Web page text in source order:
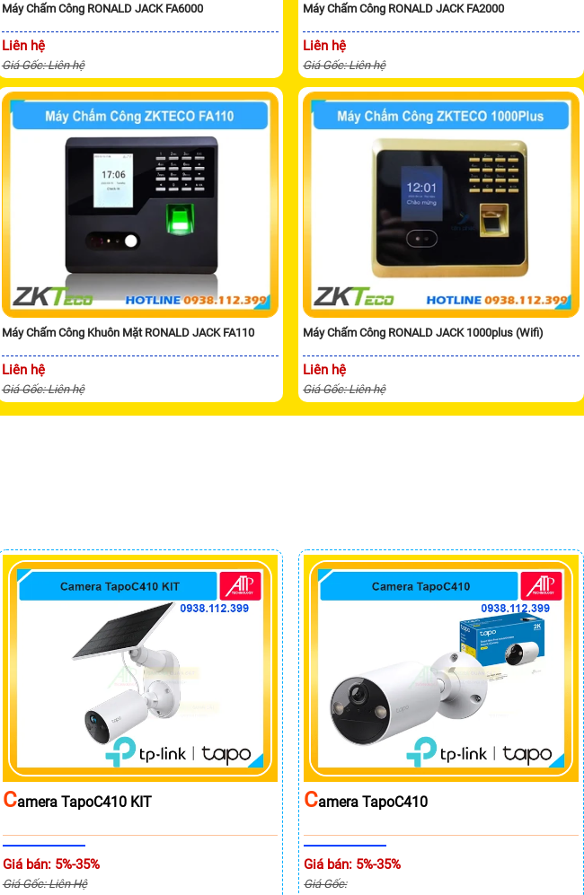
Máy Chấm Công RONALD JACK FA6000
Liên hệ
Giá Gốc: Liên hệ
Máy Chấm Công RONALD JACK FA2000
Liên hệ
Giá Gốc: Liên hệ
Máy Chấm Công Khuôn Mặt RONALD JACK FA110
Liên hệ
Giá Gốc: Liên hệ
Máy Chấm Công RONALD JACK 1000plus (Wifi)
Liên hệ
Giá Gốc: Liên hệ
CAmera TapoC410 KIT
Giá bán: 5%-35%
Giá Gốc: Liên Hệ
CAmera TapoC410
Giá bán: 5%-35%
Giá Gốc: